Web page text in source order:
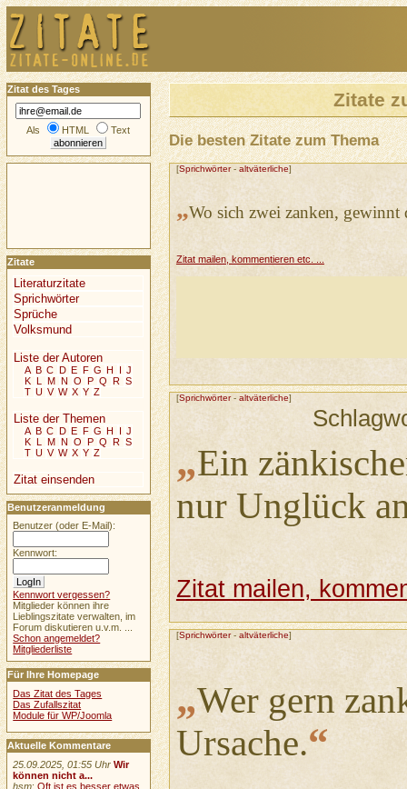
Zitate
Die besten Zitate zum Thema
[Sprichwörter- altväterliche]
„Wo sich zwei zanken, gewinnt
Zitat mailen, kommentieren etc. ...
[Sprichwörter- altväterliche]
„Ein
nur Unglück
Zitat mailen,
[Sprichwörter- altväterliche]
„Wer gern
Ursache.“
Zitat des Tages
Als HTML Text
Zitate
Literaturzitate
Sprichwörter
Sprüche
Volksmund
Liste der Autoren
A B C D E F G H I J
K L M N O P Q R S
T U V W X Y Z
Liste der Themen
A B C D E F G H I J
K L M N O P Q R S
T U V W X Y Z
Zitat einsenden
Benutzeranmeldung
Benutzer (oder E-Mail):
Kennwort:
Kennwort vergessen?
Mitglieder können ihre
Lieblingszitate verwalten, im
Forum diskutieren u.v.m. ...
Schon angemeldet?
Mitgliederliste
Für Ihre Homepage
Das Zitat des Tages
Das Zufallszitat
Module für WP/Joomla
Aktuelle Kommentare
25.09.2025, 01:55 Uhr Wir
können nicht a...
hsm:Oft ist es besser etwas